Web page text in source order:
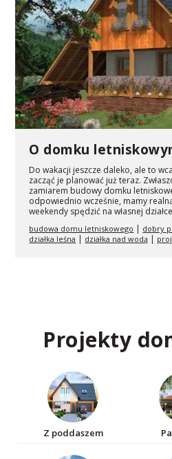
O domku
Do wakacji jeszcze daleko, ale to
zacząć je planować już teraz.
zamiarem budowy domku
odpowiednio wcześnie, mamy
weekendy spędzić na własnej
budowa domu letniskowego | dobry
działka leśna | działka nad wodą |
Projekty
Z poddaszem